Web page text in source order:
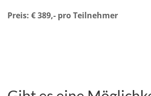
Preis: € 389,- pro Teilnehmer